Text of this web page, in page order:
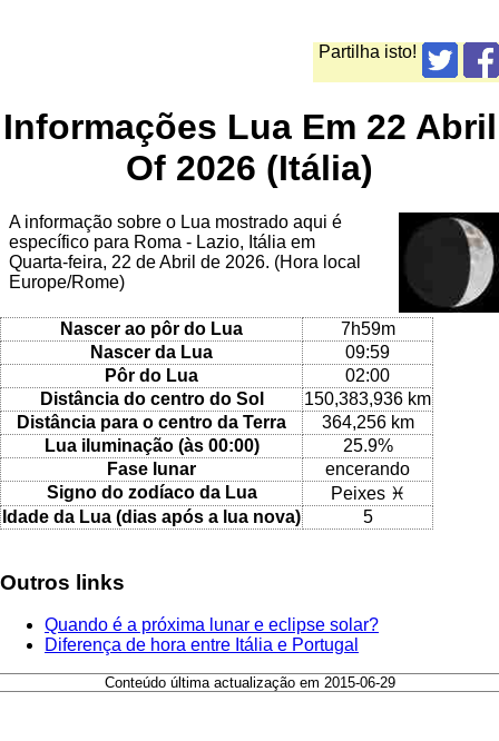
Partilha isto!
Informações Lua Em 22 Abril
Of 2026 (Itália)
A informação sobre o Lua mostrado aqui é
específico para Roma - Lazio, Itália em
Quarta-feira, 22 de Abril de 2026. (Hora local
Europe/Rome)
Nascer ao pôr do Lua
7h59m
Nascer da Lua
09:59
Pôr do Lua
02:00
Distância do centro do Sol
150,383,936 km
Distância para o centro da Terra
364,256 km
Lua iluminação (às 00:00)
25.9%
Fase lunar
encerando
Signo do zodíaco da Lua
Peixes ♓
Idade da Lua (dias após a lua nova)
5
Outros links
Quando é a próxima lunar e eclipse solar?
Diferença de hora entre Itália e Portugal
Conteúdo última actualização em 2015-06-29